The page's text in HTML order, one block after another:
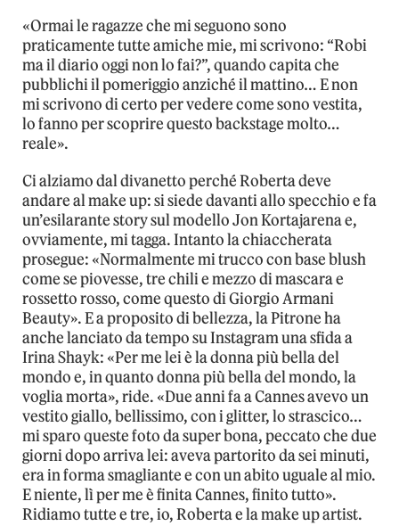
«Ormai le ragazze che mi seguono sono
praticamente tutte amiche mie, mi scrivono: “Robi
ma il diario oggi non lo fai?”, quando capita che
pubblichi il pomeriggio anziché il mattino… E non
mi scrivono di certo per vedere come sono vestita,
lo fanno per scoprire questo backstage molto…
reale».
Ci alziamo dal divanetto perché Roberta deve
andare al make up: si siede davanti allo specchio e fa
un’esilarante story sul modello Jon Kortajarena e,
ovviamente, mi tagga. Intanto la chiaccherata
prosegue: «Normalmente mi trucco con base blush
come se piovesse, tre chili e mezzo di mascara e
rossetto rosso, come questo di Giorgio Armani
Beauty». E a proposito di bellezza, la Pitrone ha
anche lanciato da tempo su Instagram una sfida a
Irina Shayk: «Per me lei è la donna più bella del
mondo e, in quanto donna più bella del mondo, la
voglia morta», ride. «Due anni fa a Cannes avevo un
vestito giallo, bellissimo, con i glitter, lo strascico…
mi sparo queste foto da super bona, peccato che due
giorni dopo arriva lei: aveva partorito da sei minuti,
era in forma smagliante e con un abito uguale al mio.
E niente, lì per me è finita Cannes, finito tutto».
Ridiamo tutte e tre, io, Roberta e la make up artist.